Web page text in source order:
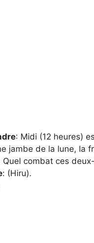
: Midi (12 heures)
jambe de la lune, la
Quel combat ces
: (Hiru).